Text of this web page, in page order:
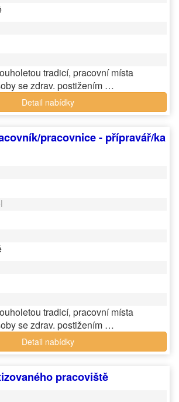
tradicí, pracovní místa
se zdrav. postižením …
Detail nabídky
pracovnice - přípravář/ka
tradicí, pracovní místa
se zdrav. postižením …
Detail nabídky
pracoviště